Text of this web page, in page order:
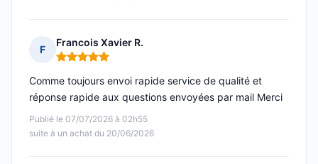
F
Francois Xavier R.
Note : 5 sur 5
Publié le 07/07/2026 à 02h55
suite à un achat du 20/06/2026
Comme toujours envoi rapide service de qualité et
réponse rapide aux questions envoyées par mail Merci